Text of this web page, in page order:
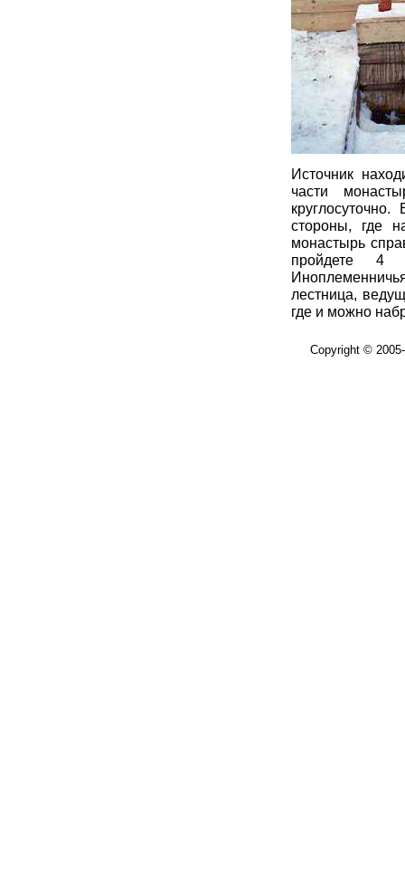
Источник
части
стороны, где
монастырь
пройдете 4
лестница,
где и можно
Copyright ©